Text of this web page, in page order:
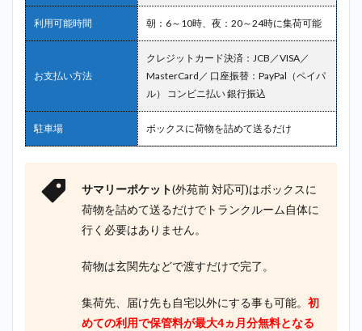
利用可能時間 朝：6～10時、夜：20～24時に集荷可能
お支払い方法
クレジットカード決済：JCB／VISA／
MasterCard／ 口座振替：PayPal（ペイパ
ル） コンビニ払い 銀行振込
駐車場 ボックスに荷物を詰めて送るだけ
サマリーポケット(外苑前 対応可)はボックスに
荷物を詰めて送るだけでトランクルーム自体に
行く必要はありません。
荷物は玄関先などで渡すだけで完了。
集荷先、届け先も自宅以外にする事も可能。 初
めての利用で保管料が最大4ヵ月分無料となる